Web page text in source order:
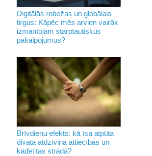
Digitālās robežas un globālais
tirgus: Kāpēc mēs arvien vairāk
izmantojam starptautiskus
pakalpojumus?
Brīvdienu efekts: kā īsa atpūta
divatā atdzīvina attiecības un
kādēļ tas strādā?